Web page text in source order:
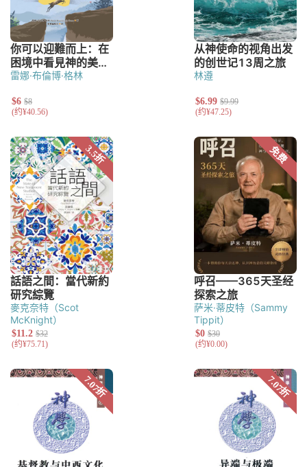
雷娜·布倫博·格林 林遵
麥克奈特（Scot
McKnight）
萨米·蒂皮特（Sammy
Tippit）